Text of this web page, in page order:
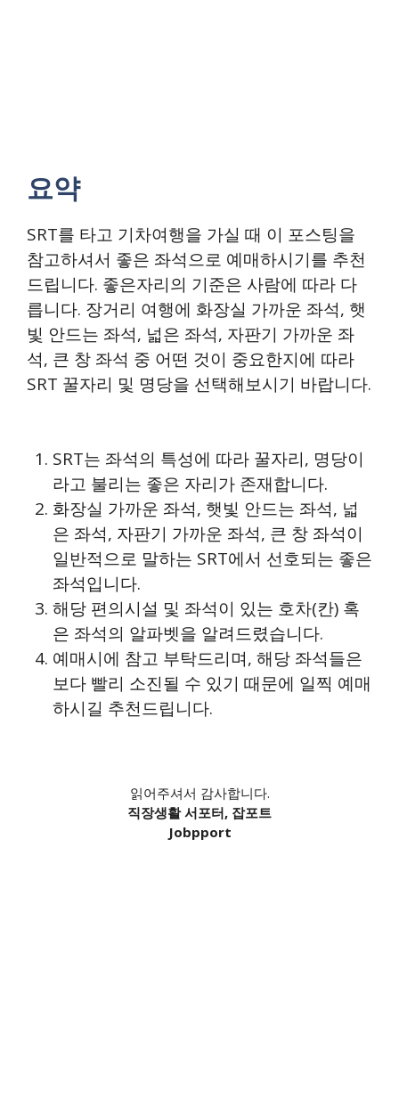
요약
SRT를 타고 기차여행을 가실 때 이 포스팅을
참고하셔서 좋은 좌석으로 예매하시기를 추천
드립니다. 좋은자리의 기준은 사람에 따라 다
릅니다. 장거리 여행에 화장실 가까운 좌석, 햇
빛 안드는 좌석, 넓은 좌석, 자판기 가까운 좌
석, 큰 창 좌석 중 어떤 것이 중요한지에 따라
SRT 꿀자리 및 명당을 선택해보시기 바랍니다.
SRT는 좌석의 특성에 따라 꿀자리, 명당이
라고 불리는 좋은 자리가 존재합니다.
화장실 가까운 좌석, 햇빛 안드는 좌석, 넓
은 좌석, 자판기 가까운 좌석, 큰 창 좌석이
일반적으로 말하는 SRT에서 선호되는 좋은
좌석입니다.
해당 편의시설 및 좌석이 있는 호차(칸) 혹
은 좌석의 알파벳을 알려드렸습니다.
예매시에 참고 부탁드리며, 해당 좌석들은
보다 빨리 소진될 수 있기 때문에 일찍 예매
하시길 추천드립니다.
읽어주셔서 감사합니다.
직장생활 서포터, 잡포트
Jobpport